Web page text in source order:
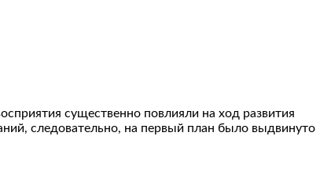
существенно повлияли на ход развития
следовательно, на первый план было выдвинуто